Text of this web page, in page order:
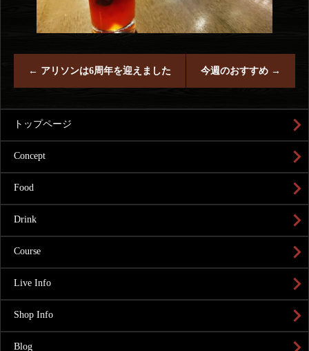
← アリソンは6周年を迎えました 今週のおすすめ →
トップページ
Concept
Food
Drink
Course
Live Info
Shop Info
Blog